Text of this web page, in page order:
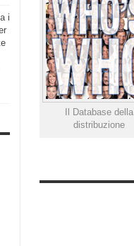
i
Il Database della
distribuzione